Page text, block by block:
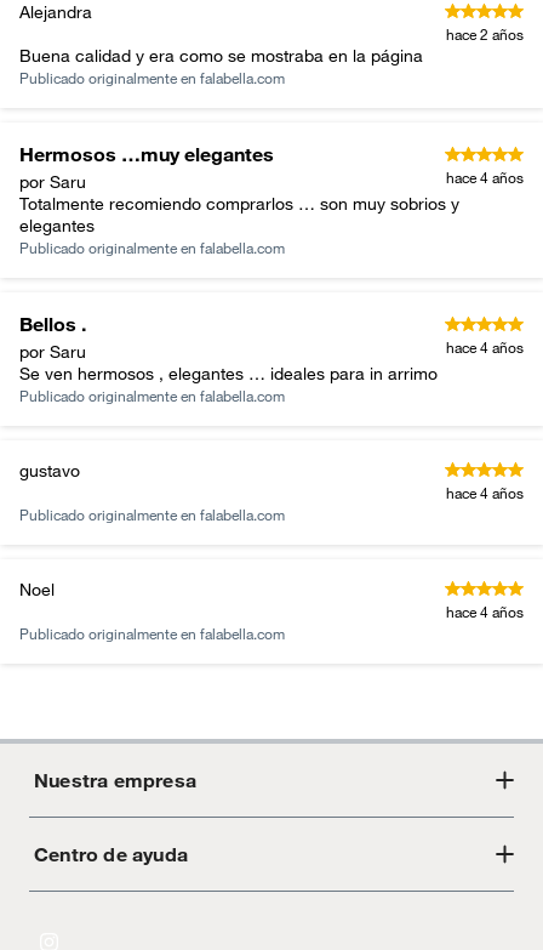
Alejandra
hace 2 años
Buena calidad y era como se mostraba en la página
Publicado originalmente en falabella.com
Hermosos …muy elegantes
por Saru hace 4 años
Totalmente recomiendo comprarlos … son muy sobrios y
elegantes
Publicado originalmente en falabella.com
Bellos .
por Saru hace 4 años
Se ven hermosos , elegantes … ideales para in arrimo
Publicado originalmente en falabella.com
gustavo
hace 4 años
Publicado originalmente en falabella.com
Noel
hace 4 años
Publicado originalmente en falabella.com
Nuestra empresa
Acerca de Crate
Centro de ayuda